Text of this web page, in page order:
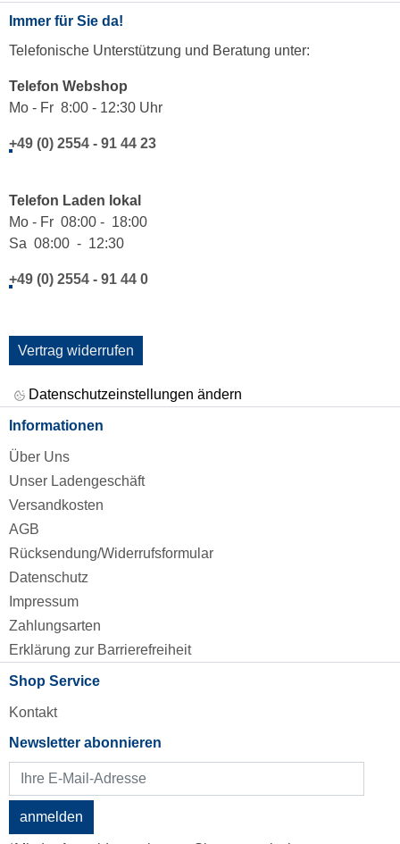
Immer für Sie da!
Telefonische Unterstützung und Beratung unter:
Telefon Webshop
Mo - Fr 8:00 - 12:30 Uhr
+49 (0) 2554 - 91 44 23
Telefon Laden lokal
Mo - Fr 08:00 - 18:00
Sa 08:00 - 12:30
+49 (0) 2554 - 91 44 0
Vertrag widerrufen
Datenschutzeinstellungen ändern
Informationen
Über Uns
Unser Ladengeschäft
Versandkosten
AGB
Rücksendung/Widerrufsformular
Datenschutz
Impressum
Zahlungsarten
Erklärung zur Barrierefreiheit
Shop Service
Kontakt
Newsletter abonnieren
anmelden